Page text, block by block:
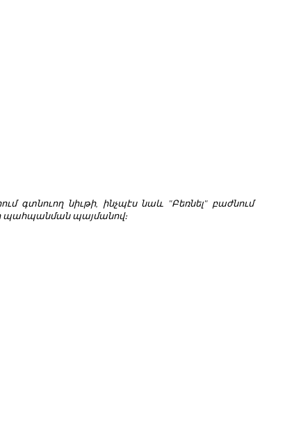
գտնուող նիւթի, ինչպէս նաև "Բեռնել" բաժնում
պահպանման պայմանով։